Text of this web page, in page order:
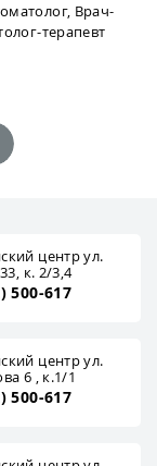
Врач-
терапевт
центр ул.
к. 2/3,4
500-617
центр ул.
6 , к.1/1
500-617